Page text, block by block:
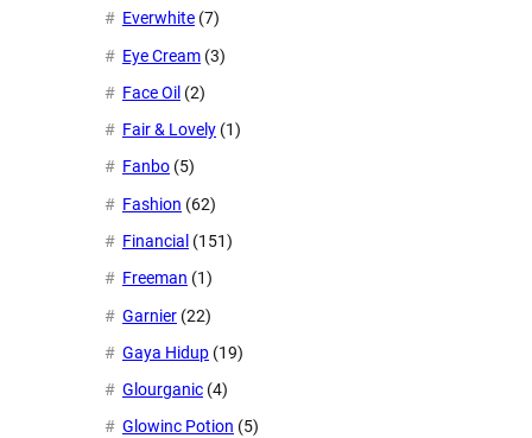
Everwhite (7)
Eye Cream (3)
Face Oil (2)
Fair & Lovely (1)
Fanbo (5)
Fashion (62)
Financial (151)
Freeman (1)
Garnier (22)
Gaya Hidup (19)
Glourganic (4)
Glowinc Potion (5)